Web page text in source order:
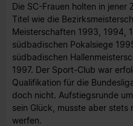
Die SC-Frauen holten in jener
Titel wie die
Meisterschaften 1993, 1994,
südbadischen Pokalsiege
südbadischen
1997. Der Sport-Club war
Qualifikation für die
doch nicht. Aufstiegsrunde
sein Glück, musste aber
werfen.